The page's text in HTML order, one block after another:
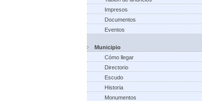
Impresos
Documentos
Eventos
Municipio
Cómo llegar
Directorio
Escudo
Historia
Monumentos